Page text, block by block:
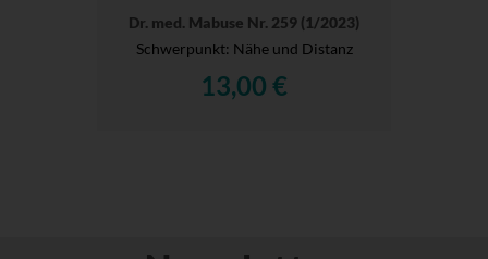
Dr. med. Mabuse Nr. 259 (1/2023)
Schwerpunkt: Nähe und Distanz
13,00 €